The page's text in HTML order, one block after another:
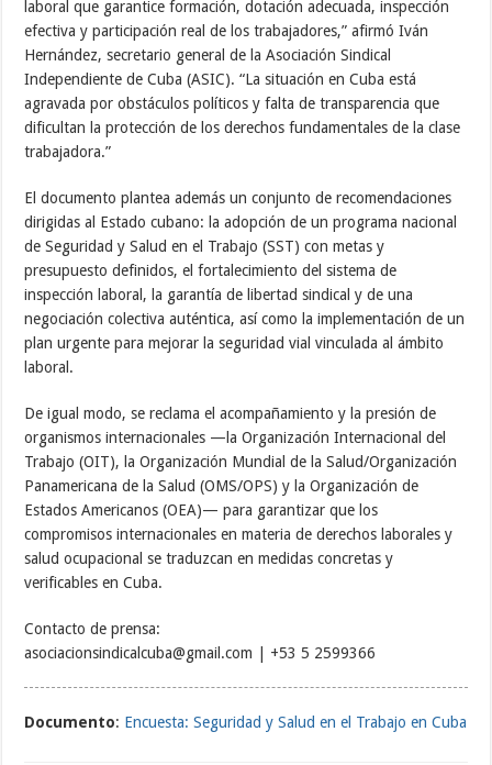
laboral que garantice formación, dotación adecuada, inspección
efectiva y participación real de los trabajadores,” afirmó Iván
Hernández, secretario general de la Asociación Sindical
Independiente de Cuba (ASIC). “La situación en Cuba está
agravada por obstáculos políticos y falta de transparencia que
dificultan la protección de los derechos fundamentales de la clase
trabajadora.”
El documento plantea además un conjunto de recomendaciones
dirigidas al Estado cubano: la adopción de un programa nacional
de Seguridad y Salud en el Trabajo (SST) con metas y
presupuesto definidos, el fortalecimiento del sistema de
inspección laboral, la garantía de libertad sindical y de una
negociación colectiva auténtica, así como la implementación de un
plan urgente para mejorar la seguridad vial vinculada al ámbito
laboral.
De igual modo, se reclama el acompañamiento y la presión de
organismos internacionales —la Organización Internacional del
Trabajo (OIT), la Organización Mundial de la Salud/Organización
Panamericana de la Salud (OMS/OPS) y la Organización de
Estados Americanos (OEA)— para garantizar que los
compromisos internacionales en materia de derechos laborales y
salud ocupacional se traduzcan en medidas concretas y
verificables en Cuba.
Contacto de prensa:
asociacionsindicalcuba@gmail.com | +53 5 2599366
Documento: Encuesta: Seguridad y Salud en el Trabajo en Cuba